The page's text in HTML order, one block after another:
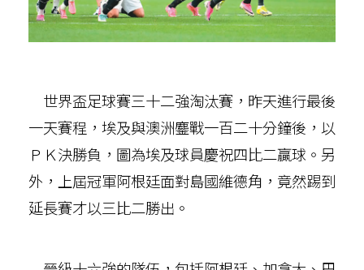
世界盃足球賽三十二強淘汰賽，昨天進行最後
一天賽程，埃及與澳洲鏖戰一百二十分鐘後，以
ＰＫ決勝負，圖為埃及球員慶祝四比二贏球。另
外，上屆冠軍阿根廷面對島國維德角，竟然踢到
延長賽才以三比二勝出。